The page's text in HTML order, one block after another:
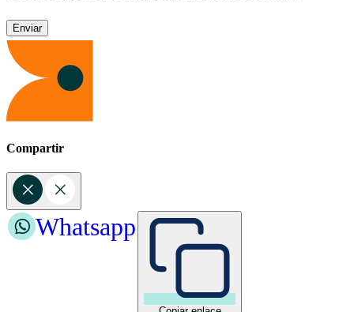
Compartir
Whatsapp